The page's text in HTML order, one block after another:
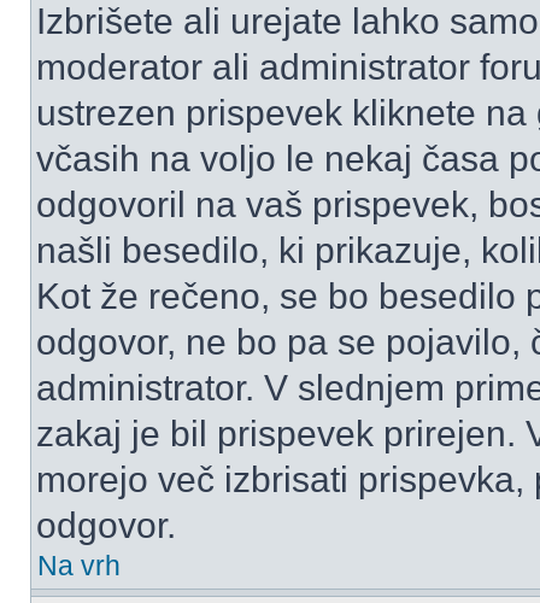
Izbrišete ali urejate lahko
moderator ali administrator
ustrezen prispevek kliknete
včasih na voljo le nekaj časa
odgovoril na vaš prispevek,
našli besedilo, ki prikazuje,
Kot že rečeno, se bo besedilo
odgovor, ne bo pa se
administrator. V slednjem
zakaj je bil prispevek prirejen.
morejo več izbrisati
odgovor.
Na vrh